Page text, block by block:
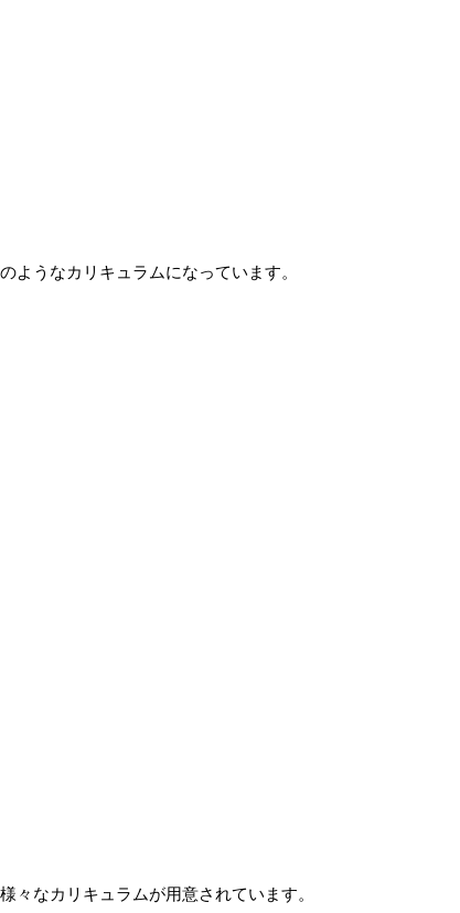
ようなカリキュラムになっています。
々なカリキュラムが用意されています。